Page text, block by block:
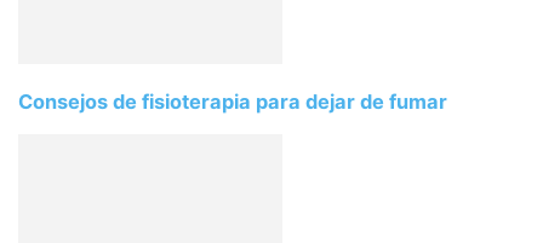
Consejos de fisioterapia para dejar de fumar